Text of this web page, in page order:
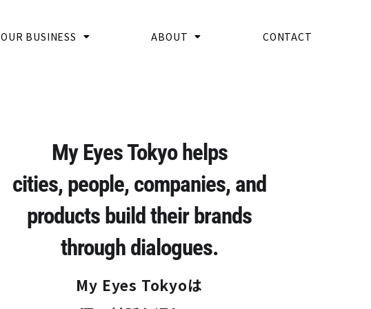
OUR BUSINESS ABOUT CONTACT
My Eyes Tokyo helps
cities, people, companies, and
products build their brands
through dialogues.
My Eyes Tokyoは